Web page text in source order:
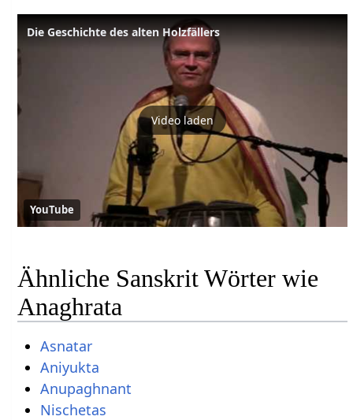
Die Geschichte des alten Holzfällers
Video laden
YouTube
Ähnliche Sanskrit Wörter wie
Anaghrata
Asnatar
Aniyukta
Anupaghnant
Nischetas